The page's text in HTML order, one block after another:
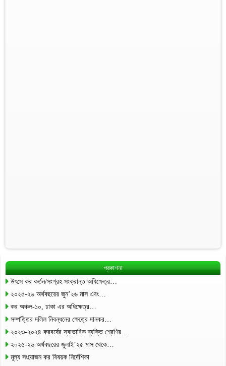
প্রকাশনা
উৎসে কর কর্তন/সংগ্রহ সংক্রান্ত অধিক্ষেত্র…
২০২৫-২৬ অর্থবছরের জুন’২৬ মাস এবং…
কর অঞ্চল-১০, ঢাকা এর অধিক্ষেত্র…
সম্পত্তির দলিল নিবন্ধনের ক্ষেত্রে দানকর…
২০২৩-২০২৪ করবর্ষের স্বাভাবিক ব্যক্তি শ্রেণির…
২০২৫-২৬ অর্থবছরের জুলাই’২৫ মাস থেকে…
মূল্য সংযোজন কর বিষয়ক নির্দেশিকা